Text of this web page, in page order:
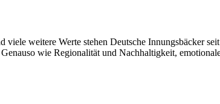
weitere Werte stehen Deutsche Innungsbäcker
wie Regionalität und Nachhaltigkeit,